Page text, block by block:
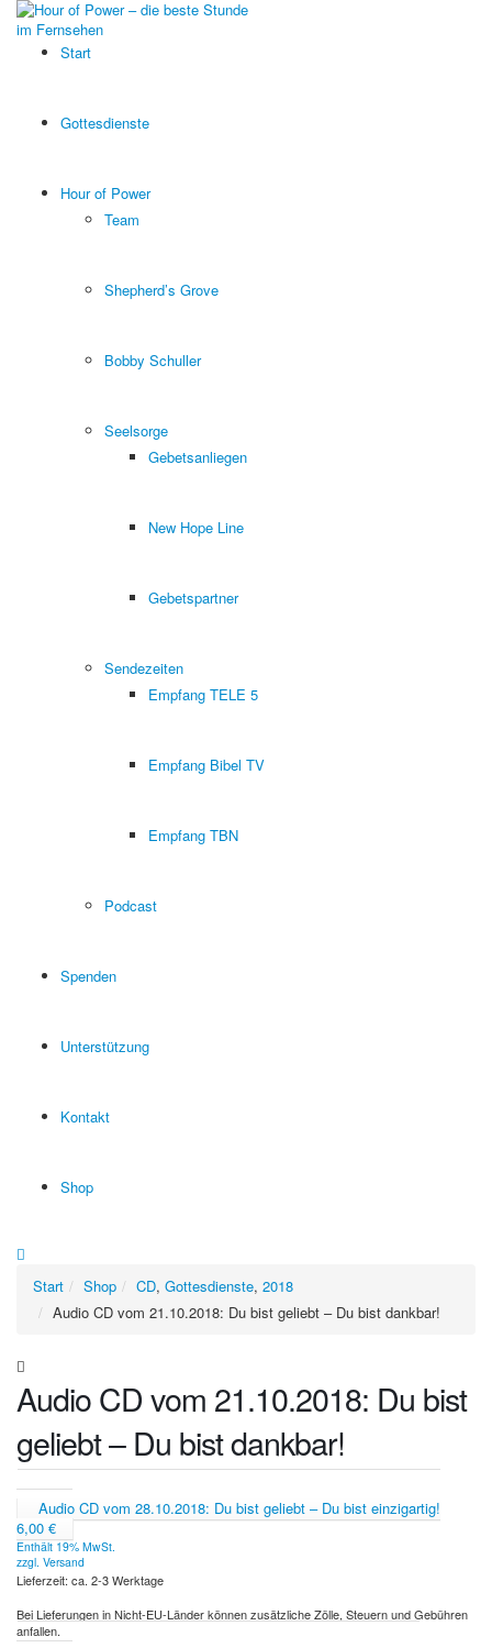
Start
Gottesdienste
Hour of Power
Team
Shepherd’s Grove
Bobby Schuller
Seelsorge
Gebetsanliegen
New Hope Line
Gebetspartner
Sendezeiten
Empfang TELE 5
Empfang Bibel TV
Empfang TBN
Podcast
Spenden
Unterstützung
Kontakt
Shop
Start Shop CD, Gottesdienste, 2018
Audio CD vom 21.10.2018: Du bist geliebt – Du bist dankbar!
Audio CD vom 21.10.2018: Du bist
geliebt – Du bist dankbar!
Audio CD vom 28.10.2018: Du bist geliebt – Du bist einzigartig!
6,00 €
Enthält 19% MwSt.
zzgl. Versand
Lieferzeit: ca. 2-3 Werktage
Bei Lieferungen in Nicht-EU-Länder können zusätzliche Zölle, Steuern und Gebühren
anfallen.